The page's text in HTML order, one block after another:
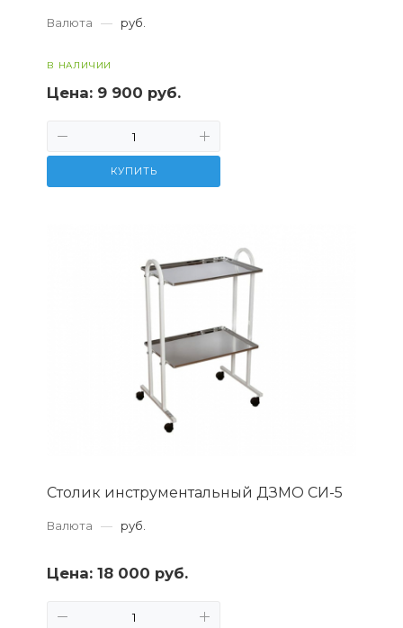
Валюта — руб.
В НАЛИЧИИ
Цена: 9 900 руб.
КУПИТЬ
Столик инструментальный ДЗМО СИ-5
Валюта — руб.
Цена: 18 000 руб.